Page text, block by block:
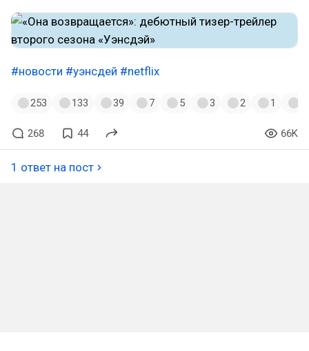
#новости #уэнсдей #netflix
253 133 39 7 5 3 2 1
268 44 66K
1 ответ на пост